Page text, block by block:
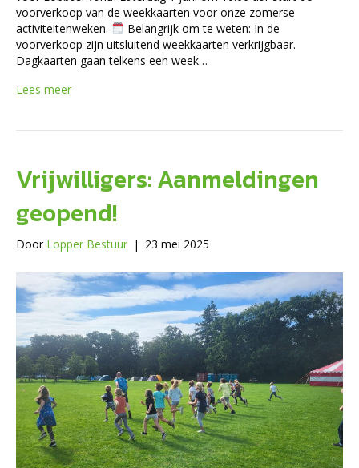
voorverkoop van de weekkaarten voor onze zomerse
activiteitenweken.
Belangrijk om te weten: In de
voorverkoop zijn uitsluitend weekkaarten verkrijgbaar.
Dagkaarten gaan telkens een week…
Lees meer
Vrijwilligers: Aanmeldingen
geopend!
Door Lopper Bestuur | 23 mei 2025